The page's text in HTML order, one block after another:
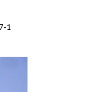
1